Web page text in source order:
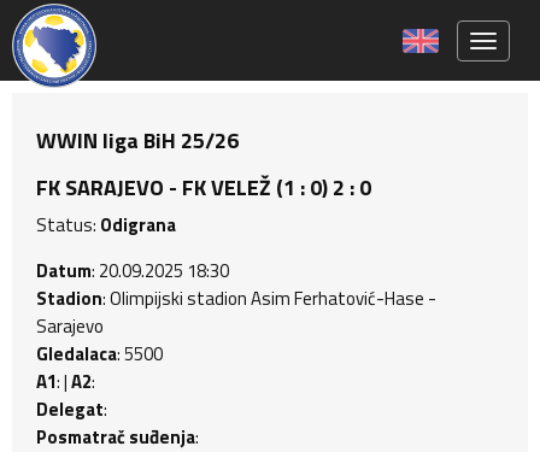
WWIN liga BiH 25/26
FK SARAJEVO - FK VELEŽ (1 : 0) 2 : 0
Status: Odigrana
Datum: 20.09.2025 18:30
Stadion: Olimpijski stadion Asim Ferhatović-Hase -
Sarajevo
Gledalaca: 5500
A1: |A2:
Delegat:
Posmatrač suđenja: